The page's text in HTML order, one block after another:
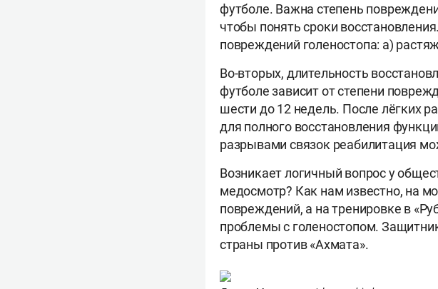
футболе. Важна степень
чтобы понять сроки
повреждений голеностопа: а)
Во-вторых, длительность
футболе зависит от степени
шести до 12 недель. После лёгких
для полного восстановления
разрывами связок реабилитация
Возникает логичный вопрос у
медосмотр? Как нам известно, на
повреждений, а на тренировке в
проблемы с голеностопом.
страны против «Ахмата».